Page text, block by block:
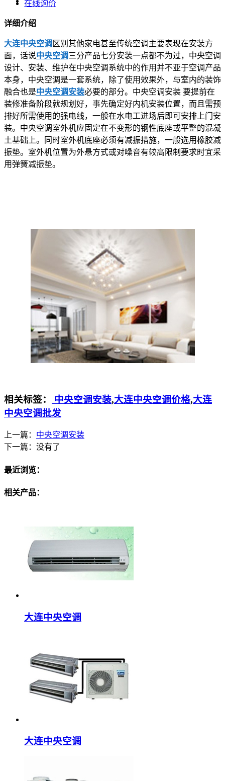
在线询价
详细介绍
大连中央空调 区别其他家电甚至传统空调主要表现在安装方
面，话说中央空调 三分产品七分安装一点都不为过，中央空调
设计、安装、维护在中央空调系统中的作用并不亚于空调产品
本身，中央空调是一套系统，除了使用效果外，与室内的装饰
融合也是中央空调安装必要的部分。中央空调安装 要提前在
装修准备阶段就规划好，事先确定好内机安装位置，而且需预
排好所需使用的强电线，一般在水电工进场后即可安排上门安
装。中央空调室外机应固定在不变形的钢性底座或平整的混凝
土基础上。同时室外机底座必须有减振措施，一般选用橡胶减
振垫。室外机位置为外悬方式或对噪音有较高限制要求时宜采
用弹簧减振垫。
相关标签： 中央空调安装,大连中央空调价格,大连
中央空调批发
上一篇： 中央空调安装
下一篇： 没有了
最近浏览：
相关产品：
大连中央空调
大连中央空调